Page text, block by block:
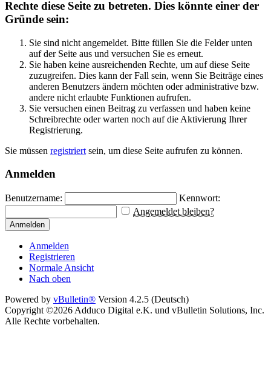
Rechte diese Seite zu betreten. Dies könnte einer der
Gründe sein:
Sie sind nicht angemeldet. Bitte füllen Sie die Felder unten
auf der Seite aus und versuchen Sie es erneut.
Sie haben keine ausreichenden Rechte, um auf diese Seite
zuzugreifen. Dies kann der Fall sein, wenn Sie Beiträge eines
anderen Benutzers ändern möchten oder administrative bzw.
andere nicht erlaubte Funktionen aufrufen.
Sie versuchen einen Beitrag zu verfassen und haben keine
Schreibrechte oder warten noch auf die Aktivierung Ihrer
Registrierung.
Sie müssen registriert sein, um diese Seite aufrufen zu können.
Anmelden
Benutzername:
Kennwort:
Angemeldet bleiben?
Anmelden
Anmelden
Registrieren
Normale Ansicht
Nach oben
Powered by vBulletin® Version 4.2.5 (Deutsch)
Copyright ©2026 Adduco Digital e.K. und vBulletin Solutions, Inc.
Alle Rechte vorbehalten.